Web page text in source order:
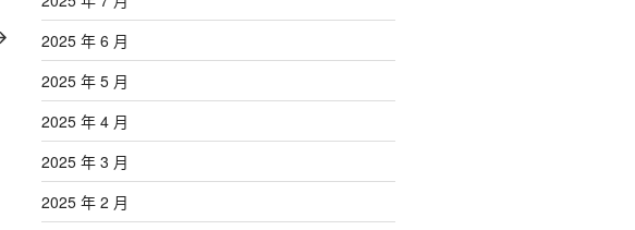
2025 年 6 月
2025 年 5 月
2025 年 4 月
2025 年 3 月
2025 年 2 月